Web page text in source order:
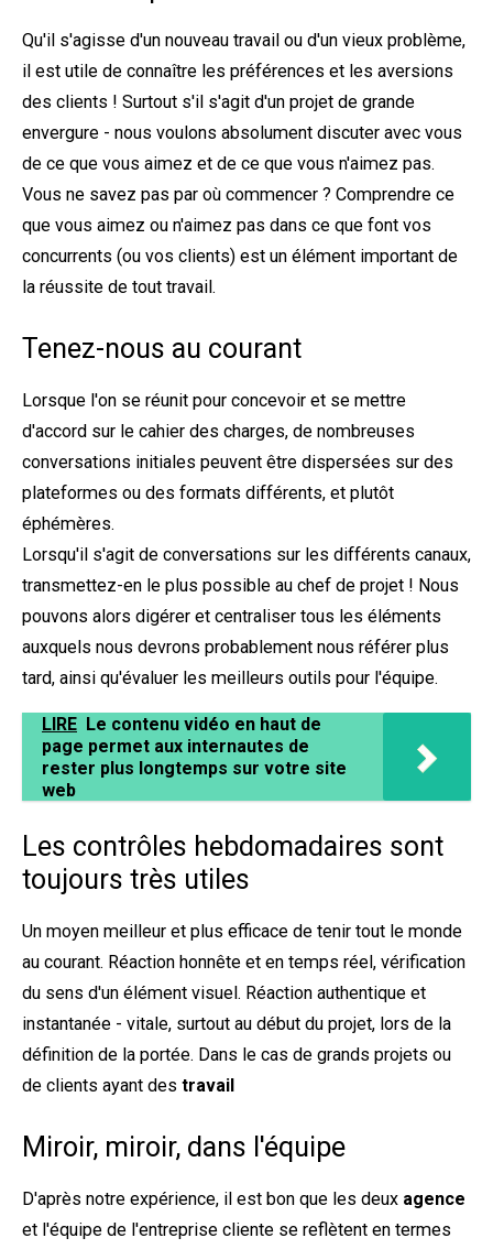
Qu'il s'agisse d'un nouveau travail ou d'un vieux problème,
il est utile de connaître les préférences et les aversions
des clients ! Surtout s'il s'agit d'un projet de grande
envergure - nous voulons absolument discuter avec vous
de ce que vous aimez et de ce que vous n'aimez pas.
Vous ne savez pas par où commencer ? Comprendre ce
que vous aimez ou n'aimez pas dans ce que font vos
concurrents (ou vos clients) est un élément important de
la réussite de tout travail.
Tenez-nous au courant
Lorsque l'on se réunit pour concevoir et se mettre
d'accord sur le cahier des charges, de nombreuses
conversations initiales peuvent être dispersées sur des
plateformes ou des formats différents, et plutôt
éphémères.
Lorsqu'il s'agit de conversations sur les différents canaux,
transmettez-en le plus possible au chef de projet ! Nous
pouvons alors digérer et centraliser tous les éléments
auxquels nous devrons probablement nous référer plus
tard, ainsi qu'évaluer les meilleurs outils pour l'équipe.
LIRE Le contenu vidéo en haut de
page permet aux internautes de
rester plus longtemps sur votre site
web
Les contrôles hebdomadaires sont
toujours très utiles
Un moyen meilleur et plus efficace de tenir tout le monde
au courant. Réaction honnête et en temps réel, vérification
du sens d'un élément visuel. Réaction authentique et
instantanée - vitale, surtout au début du projet, lors de la
définition de la portée. Dans le cas de grands projets ou
de clients ayant des travail
Miroir, miroir, dans l'équipe
D'après notre expérience, il est bon que les deux agence
et l'équipe de l'entreprise cliente se reflètent en termes